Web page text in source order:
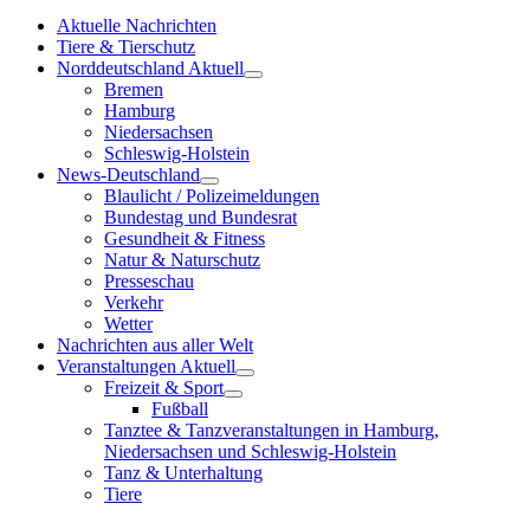
Aktuelle Nachrichten
Tiere & Tierschutz
Norddeutschland Aktuell
Bremen
Hamburg
Niedersachsen
Schleswig-Holstein
News-Deutschland
Blaulicht / Polizeimeldungen
Bundestag und Bundesrat
Gesundheit & Fitness
Natur & Naturschutz
Presseschau
Verkehr
Wetter
Nachrichten aus aller Welt
Veranstaltungen Aktuell
Freizeit & Sport
Fußball
Tanztee & Tanzveranstaltungen in Hamburg,
Niedersachsen und Schleswig-Holstein
Tanz & Unterhaltung
Tiere